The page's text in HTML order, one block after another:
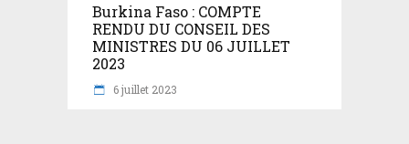
Burkina Faso : COMPTE
RENDU DU CONSEIL DES
MINISTRES DU 06 JUILLET
2023
6 juillet 2023